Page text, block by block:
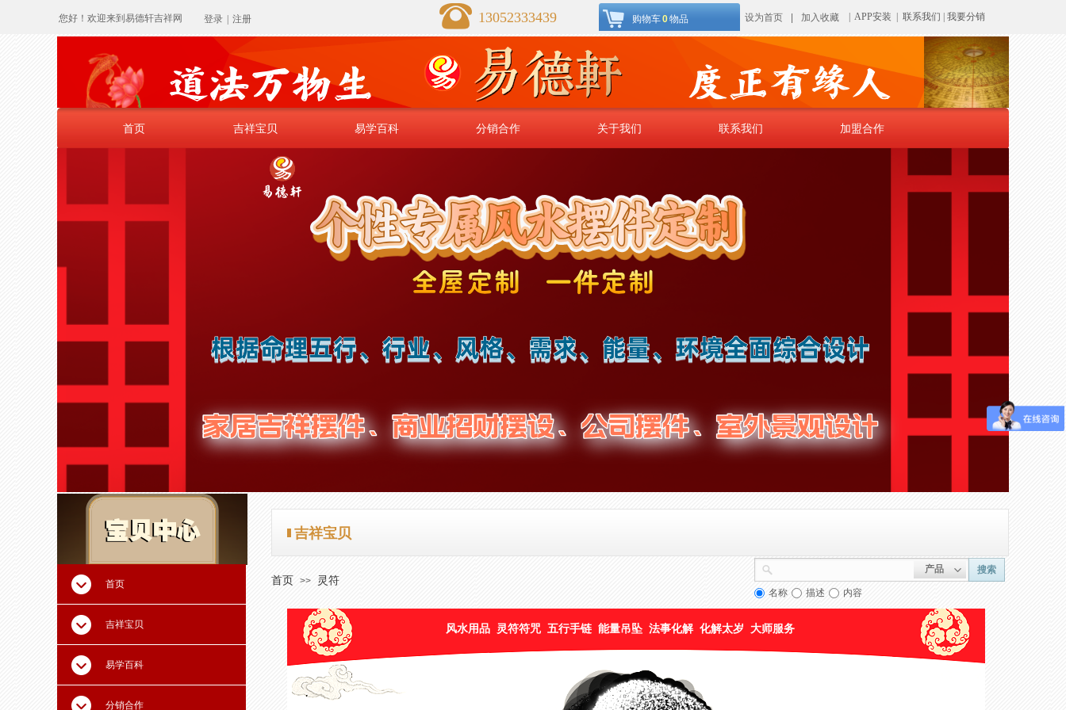
购物车0物品
您好！欢迎来到易德轩吉祥网 登录 注册 设为首页 加入收藏 APP安装 联系我们 我要分销
13052333439
首页 吉祥宝贝 易学百科 分销合作 关于我们 联系我们 加盟合作
吉祥宝贝
吉祥宝贝
产品 搜索
名称 描述 内容
首页
吉祥宝贝
易学百科
分销合作
首页 >> 灵符
风水用品 灵符符咒 五行手链 能量吊坠 法事化解 化解太岁 大师服务